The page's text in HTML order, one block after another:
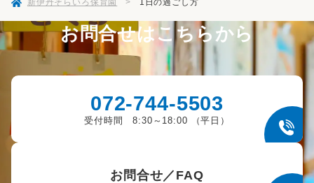
お問合せはこちらから
072-744-5503
受付時間 8:30～18:00 （平日）
お問合せ／FAQ